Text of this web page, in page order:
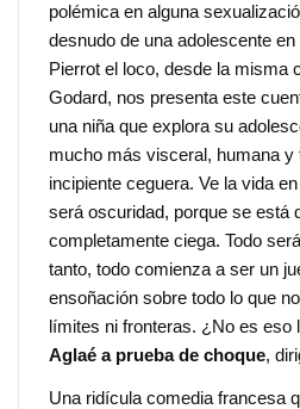
polémica en alguna
desnudo de una adolescente
Pierrot el loco, desde la misma
Godard, nos presenta este
una niña que explora su
mucho más visceral, humana y
incipiente ceguera. Ve la vida
será oscuridad, porque se está
completamente ciega. Todo
tanto, todo comienza a ser un
ensoñación sobre todo lo que
límites ni fronteras. ¿No es eso
Aglaé a prueba de choque,
Una ridícula comedia francesa